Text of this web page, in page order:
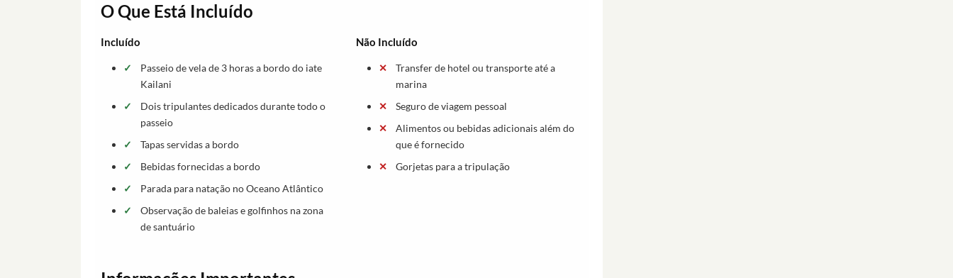
O Que Está Incluído
Incluído
Passeio de vela de 3 horas a bordo do iate
Kailani
Dois tripulantes dedicados durante todo o
passeio
Tapas servidas a bordo
Bebidas fornecidas a bordo
Parada para natação no Oceano Atlântico
Observação de baleias e golfinhos na zona
de santuário
Não Incluído
Transfer de hotel ou transporte até a
marina
Seguro de viagem pessoal
Alimentos ou bebidas adicionais além do
que é fornecido
Gorjetas para a tripulação